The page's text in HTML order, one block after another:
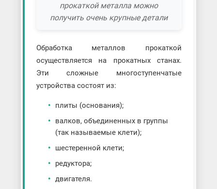
прокаткой металла можно
получить очень крупные детали
Обработка металлов прокаткой
осуществляется на прокатных станах.
Эти сложные многоступенчатые
устройства состоят из:
плиты (основания);
валков, объединенных в группы
(так называемые клети);
шестеренной клети;
редуктора;
двигателя.